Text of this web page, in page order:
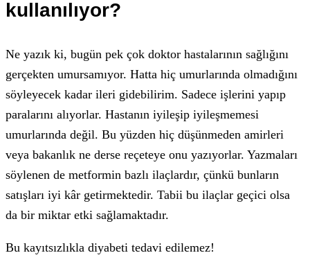
kullanılıyor?
Ne yazık ki, bugün pek çok doktor hastalarının sağlığını
gerçekten umursamıyor. Hatta hiç umurlarında olmadığını
söyleyecek kadar ileri gidebilirim. Sadece işlerini yapıp
paralarını alıyorlar. Hastanın iyileşip iyileşmemesi
umurlarında değil. Bu yüzden hiç düşünmeden amirleri
veya bakanlık ne derse reçeteye onu yazıyorlar. Yazmaları
söylenen de metformin bazlı ilaçlardır, çünkü bunların
satışları iyi kâr getirmektedir. Tabii bu ilaçlar geçici olsa
da bir miktar etki sağlamaktadır.
Bu kayıtsızlıkla diyabeti tedavi edilemez!